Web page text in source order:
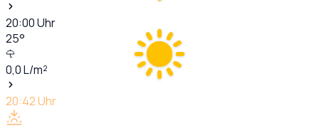
20:00Uhr
25°
0,0L/m²
20:42Uhr